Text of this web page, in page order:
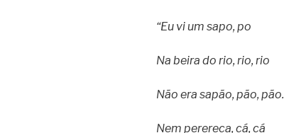
“Eu vi um sapo, po
Na beira do rio, rio, rio
Não era sapão, pão, pão.
Nem perereca, cá, cá